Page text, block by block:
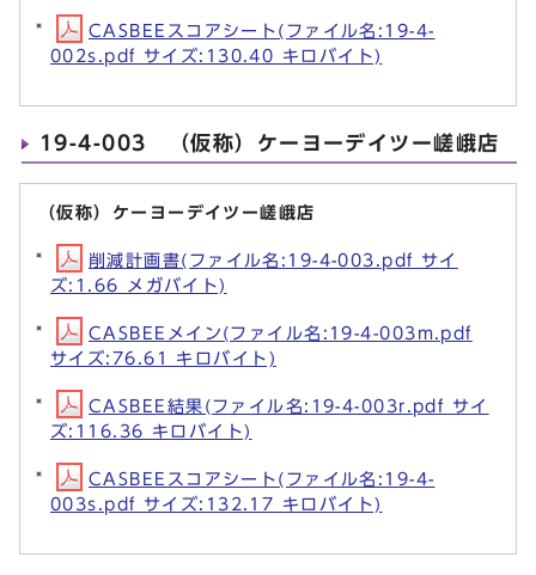
CASBEEスコアシート(ファイル名:19-4-
002s.pdf サイズ:130.40 キロバイト)
19-4-003 （仮称）ケーヨーデイツー嵯峨店
（仮称）ケーヨーデイツー嵯峨店
削減計画書(ファイル名:19-4-003.pdf サイ
ズ:1.66 メガバイト)
CASBEEメイン(ファイル名:19-4-003m.pdf
サイズ:76.61 キロバイト)
CASBEE結果(ファイル名:19-4-003r.pdf サイ
ズ:116.36 キロバイト)
CASBEEスコアシート(ファイル名:19-4-
003s.pdf サイズ:132.17 キロバイト)